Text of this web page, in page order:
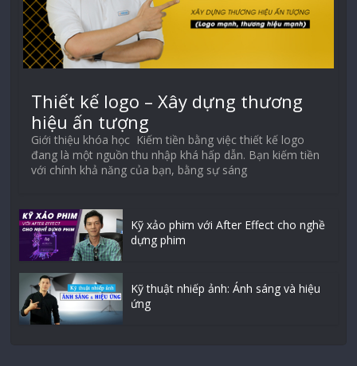
Thiết kế logo – Xây dựng thương
hiệu ấn tượng
Giới thiệu khóa học Kiếm tiền bằng việc thiết kế logo
đang là một nguồn thu nhập khá hấp dẫn. Bạn kiếm tiền
với chính khả năng của bạn, bằng sự sáng
Kỹ xảo phim với After Effect cho nghề
dựng phim
Kỹ thuật nhiếp ảnh: Ánh sáng và hiệu
ứng